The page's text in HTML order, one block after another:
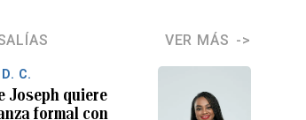
VER MÁS
C.
Joseph quiere
formal con